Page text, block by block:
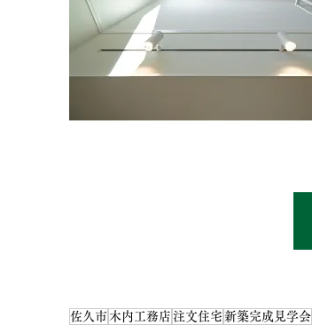
佐久市 木内工務店 注文住宅 新築完成見学会